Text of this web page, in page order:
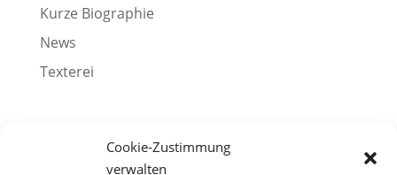
Cookie-Zustimmung
verwalten
Kurze Biographie
News
Texterei
Häufig gesucht
Artikel viktorianische Literatur